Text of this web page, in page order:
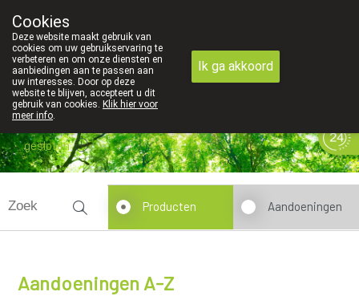
gesloten
Aandoeningen A-Z
Producten Aandoeningen
Cookies
Deze website maakt gebruik van
cookies om uw gebruikservaring te
verbeteren en om onze diensten en
aanbiedingen aan te passen aan
uw interesses. Door op deze
website te blijven, accepteert u dit
gebruik van cookies. Klik hier voor
meer info.
Ik ga akkoord